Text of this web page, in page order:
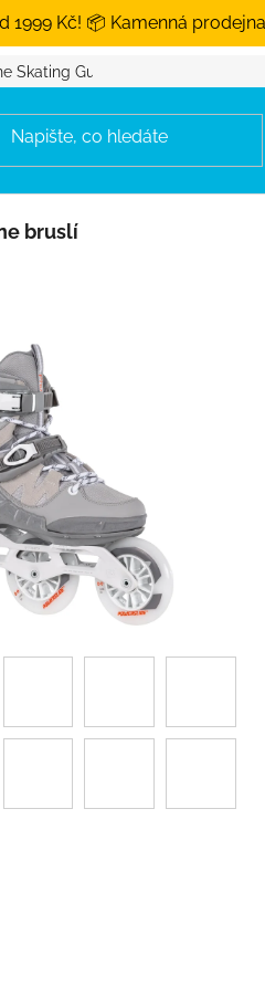
Kč! 📦 Kamenná
Skating Guide
bruslí